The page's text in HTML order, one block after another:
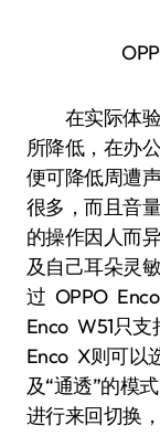
在实际体验
所降低，在办
便可降低周遭
很多，而且音
的操作因人而
及自己耳朵灵
过 OPPO
Enco W51只
Enco X则可以
及“通透”的模
进行来回切换